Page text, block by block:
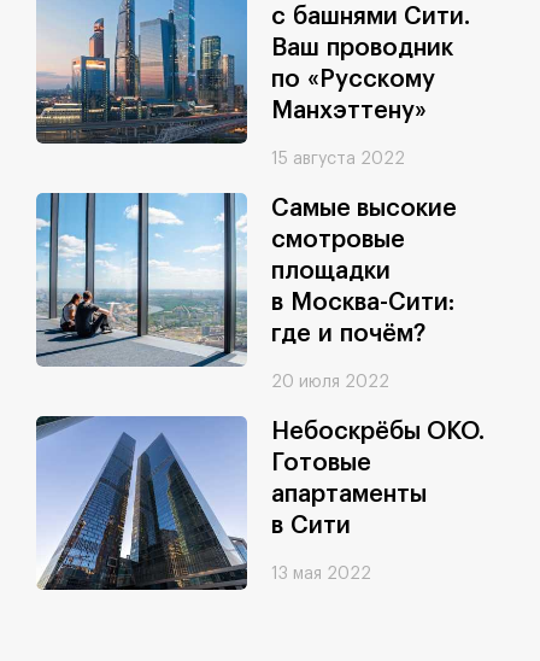
с башнями Сити.
Ваш проводник
по «Русскому
Манхэттену»
15 августа 2022
Самые высокие
смотровые
площадки
в Москва-Сити:
где и почём?
20 июля 2022
Небоскрёбы ОКО.
Готовые
апартаменты
в Сити
13 мая 2022